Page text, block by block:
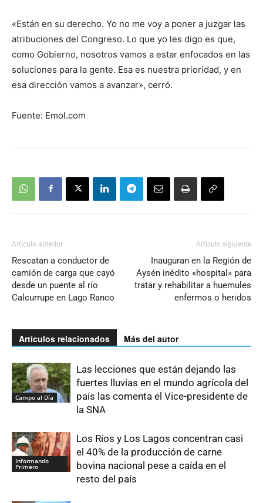
«Están en su derecho. Yo no me voy a poner a juzgar las
atribuciones del Congreso. Lo que yo les digo es que,
como Gobierno, nosotros vamos a estar enfocados en las
soluciones para la gente. Esa es nuestra prioridad, y en
esa dirección vamos a avanzar», cerró.
Fuente: Emol.com
Artículo anterior
Rescatan a conductor de
camión de carga que cayó
desde un puente al río
Calcurrupe en Lago Ranco
Artículo siguiente
Inauguran en la Región de
Aysén inédito «hospital» para
tratar y rehabilitar a huemules
enfermos o heridos
Artículos relacionados Más del autor
Campo al Día
Las lecciones que están dejando las
fuertes lluvias en el mundo agrícola del
país las comenta el Vice-presidente de
la SNA
Informando
Primero
Los Ríos y Los Lagos concentran casi
el 40% de la producción de carne
bovina nacional pese a caída en el
resto del país